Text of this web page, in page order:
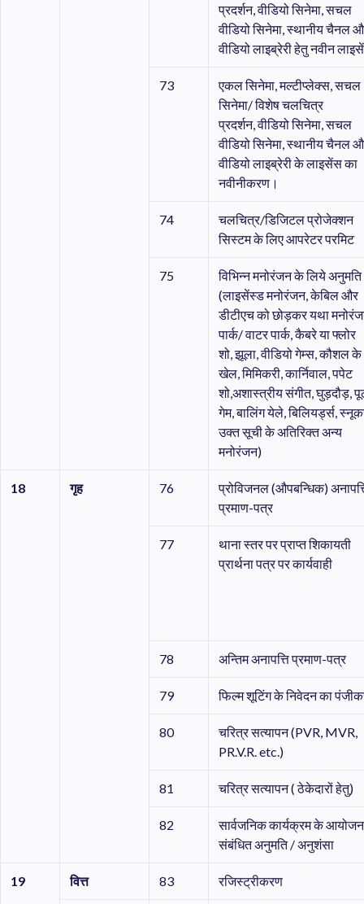
प्रदर्शन, वीडियो सिनेमा, सचल
वीडियो सिनेमा, स्थानीय चैनल
वीडियो लाइब्रेरी हेतु नवीन
73
एकल सिनेमा, मल्टीप्लेक्स, सचल
सिनेमा/ विशेष चलचित्र
प्रदर्शन, वीडियो सिनेमा, सचल
वीडियो सिनेमा, स्थानीय चैनल
वीडियो लाइब्रेरी के लाइसेंस का
नवीनीकरण।
74
चलचित्र/डिजिटल प्रोजेक्शन
सिस्टम के लिए आपरेटर परमिट
75
विभिन्न मनोरंजन के लिये अनुमति
(लाइसेंस्ड मनोरंजन, केबिल और
डीटीएच को छोड़कर यथा
पार्क/ वाटर पार्क, कैबरे या फ्लोर
शो, झूला, वीडियो गेम्स, कौशल के
खेल, मिमिकरी, कार्निवाल, पपेट
शो,अशास्त्रीय संगीत, घुड़दौड़,
गेम, बालिंग येले, बिलियर्ड्स,
उक्त सूची के अतिरिक्त अन्य
मनोरंजन)
18 गृह 76
प्रोविजनल (औपबन्धिक)
प्रमाण-पत्र
77
थाना स्तर पर प्राप्त शिकायती
प्रार्थना पत्र पर कार्यवाही
78 अन्तिम अनापत्ति प्रमाण-पत्र
79 फिल्म शूटिंग के निवेदन का
80
चरित्र सत्यापन (PVR, MVR,
PR.V.R. etc.)
81 चरित्र सत्यापन ( ठेकेदारों हेतु)
82
सार्वजनिक कार्यक्रम के
संबंधित अनुमति / अनुशंसा
19 वित्त 83 रजिस्ट्रीकरण